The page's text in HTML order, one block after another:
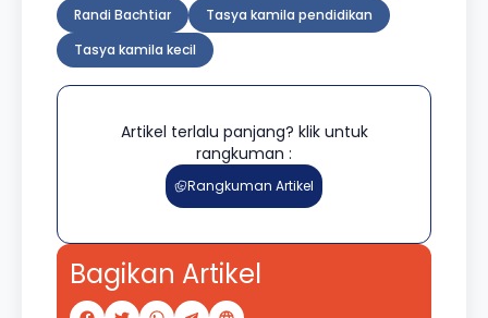
Randi Bachtiar
Tasya kamila pendidikan
Tasya kamila kecil
Artikel terlalu panjang? klik untuk
rangkuman :
Rangkuman Artikel
Bagikan Artikel